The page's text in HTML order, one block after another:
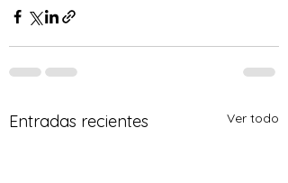
Entradas recientes Ver todo